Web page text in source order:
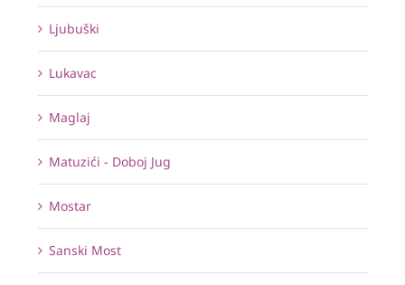
Ljubuški
Lukavac
Maglaj
Matuzići - Doboj Jug
Mostar
Sanski Most